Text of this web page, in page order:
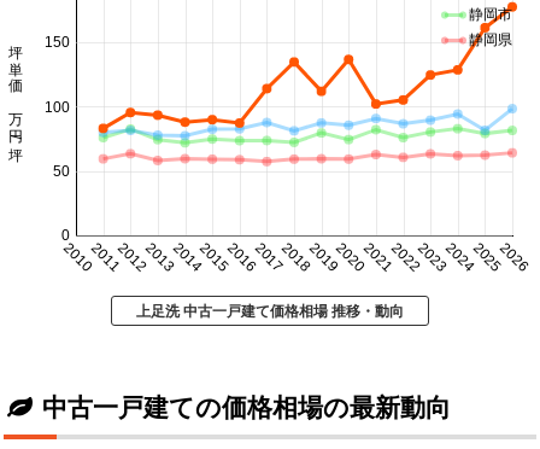
20102011201220132014201520162017201820192020202120222023202420252026
0
50
100
150
坪単価 万円/坪
静岡市
静岡県
上足洗 中古一戸建て価格相場 推移・動向
中古一戸建ての価格相場の最新動向